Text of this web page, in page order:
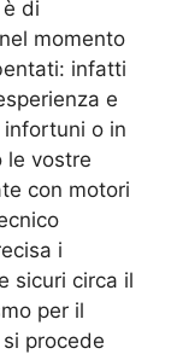
di
momento
infatti
e
infortuni o in
le vostre
con motori
i
sicuri circa il
per il
procede